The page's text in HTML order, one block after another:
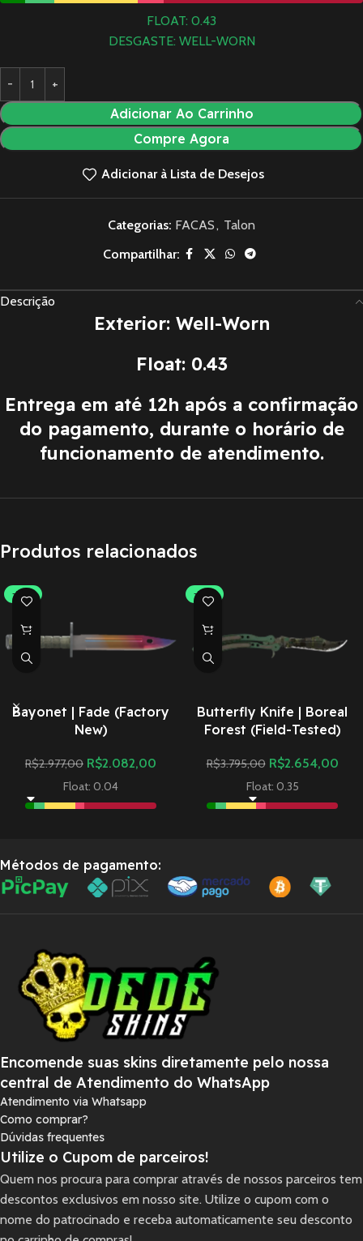
FLOAT: 0.43
DESGASTE: WELL-WORN
Adicionar Ao Carrinho
Compre Agora
Adicionar à Lista de Desejos
Categorias: FACAS, Talon
Compartilhar:
Descrição
Exterior: Well-Worn
Float: 0.43
Entrega em até 12h após a confirmação
do pagamento, durante o horário de
funcionamento de atendimento.
Produtos relacionados
-30%
Bayonet | Fade (Factory
New)
R$2.977,00 R$2.082,00
Float: 0.04
-30%
Butterfly Knife | Boreal
Forest (Field-Tested)
R$3.795,00 R$2.654,00
Float: 0.35
Métodos de pagamento:
Encomende suas skins diretamente pelo nossa
central de Atendimento do WhatsApp
Atendimento via Whatsapp
Como comprar?
Dúvidas frequentes
Utilize o Cupom de parceiros!
Quem nos procura para comprar através de nossos parceiros tem
descontos exclusivos em nosso site. Utilize o cupom com o
nome do patrocinado e receba automaticamente seu desconto